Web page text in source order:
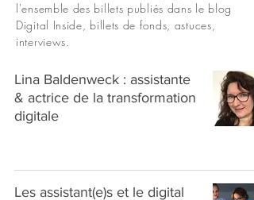
l'ensemble des billets publiés dans le blog
Digital Inside, billets de fonds, astuces,
interviews.
Lina Baldenweck : assistante
& actrice de la transformation
digitale
Les assistant(e)s et le digital